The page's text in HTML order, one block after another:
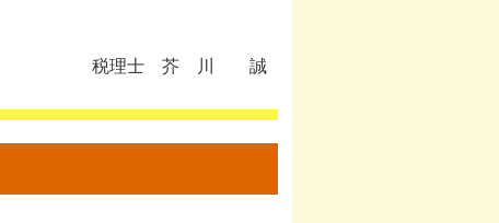
税理士 芥 川 誠